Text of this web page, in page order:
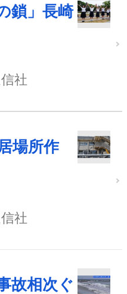
鎖」長崎
社
場所作
社
故相次ぐ